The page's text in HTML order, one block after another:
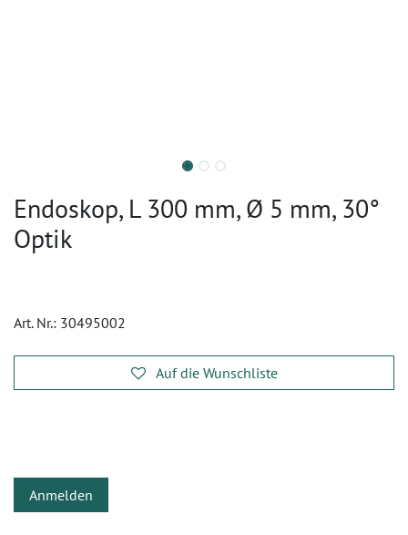
Endoskop, L 300 mm, Ø 5 mm, 30°
Optik
Art. Nr.: 30495002
Auf die Wunschliste
Anmelden